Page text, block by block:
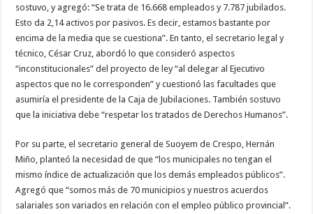
sostuvo, y agregó: “Se trata de 16.668 empleados y 7.787 jubilados.
Esto da 2,14 activos por pasivos. Es decir, estamos bastante por
encima de la media que se cuestiona”. En tanto, el secretario legal y
técnico, César Cruz, abordó lo que consideró aspectos
“inconstitucionales” del proyecto de ley “al delegar al Ejecutivo
aspectos que no le corresponden” y cuestionó las facultades que
asumiría el presidente de la Caja de Jubilaciones. También sostuvo
que la iniciativa debe “respetar los tratados de Derechos Humanos”.
Por su parte, el secretario general de Suoyem de Crespo, Hernán
Miño, planteó la necesidad de que “los municipales no tengan el
mismo índice de actualización que los demás empleados públicos”.
Agregó que “somos más de 70 municipios y nuestros acuerdos
salariales son variados en relación con el empleo público provincial”.